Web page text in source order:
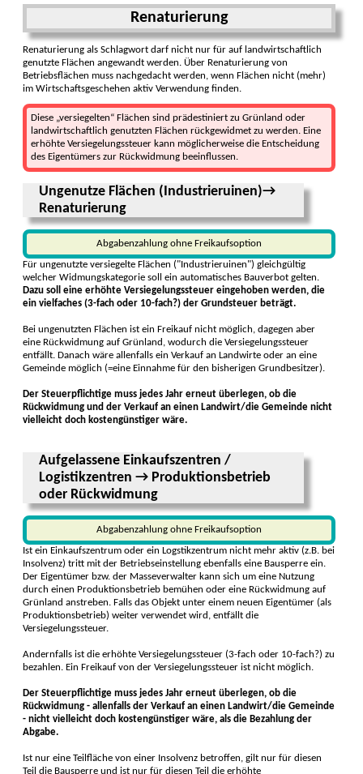
Renaturierung
Renaturierung als Schlagwort darf nicht nur für auf landwirtschaftlich
genutzte Flächen angewandt werden. Über Renaturierung von
Betriebsflächen muss nachgedacht werden, wenn Flächen nicht (mehr)
im Wirtschaftsgeschehen aktiv Verwendung finden.
Diese „versiegelten“ Flächen sind prädestiniert zu Grünland oder
landwirtschaftlich genutzten Flächen rückgewidmet zu werden. Eine
erhöhte Versiegelungssteuer kann möglicherweise die Entscheidung
des Eigentümers zur Rückwidmung beeinflussen.
Ungenutze Flächen (Industrieruinen)→
Renaturierung
Abgabenzahlung ohne Freikaufsoption
Für ungenutzte versiegelte Flächen ("Industrieruinen") gleichgültig
welcher Widmungs­kategorie soll ein automatisches Bauverbot gelten.
Dazu soll eine erhöhte Versiegelungssteuer eingehoben werden, die
ein vielfaches (3-fach oder 10-fach?) der Grundsteuer beträgt.
Bei ungenutzten Flächen ist ein Freikauf nicht möglich, dagegen aber
eine Rückwidmung auf Grünland, wodurch die Versiegelungssteuer
entfällt. Danach wäre allenfalls ein Verkauf an Landwirte oder an eine
Gemeinde möglich (=eine Einnahme für den bisherigen Grundbesitzer).
Der Steuerpflichtige muss jedes Jahr erneut überlegen, ob die
Rückwidmung und der Verkauf an einen Landwirt/die Gemeinde nicht
vielleicht doch kostengünstiger wäre.
Aufgelassene Einkaufszentren /
Logistikzentren → Produktionsbetrieb
oder Rückwidmung
Abgabenzahlung ohne Freikaufsoption
Ist ein Einkaufszentrum oder ein Logstikzentrum nicht mehr aktiv (z.B. bei
Insolvenz) tritt mit der Betriebseinstellung ebenfalls eine Bausperre ein.
Der Eigentümer bzw. der Masseverwalter kann sich um eine Nutzung
durch einen Produktionsbetrieb bemühen oder eine Rückwidmung auf
Grünland anstreben. Falls das Objekt unter einem neuen Eigentümer (als
Produktions­betrieb) weiter verwendet wird, entfällt die
Versiegelungssteuer.
Andernfalls ist die erhöhte Versiegelungssteuer (3-fach oder 10-fach?) zu
bezahlen. Ein Freikauf von der Versiegelungssteuer ist nicht möglich.
Der Steuerpflichtige muss jedes Jahr erneut überlegen, ob die
Rückwidmung - allenfalls der Verkauf an einen Landwirt/die Gemeinde
- nicht vielleicht doch kostengünstiger wäre, als die Bezahlung der
Abgabe.
Ist nur eine Teilfläche von einer Insolvenz betroffen, gilt nur für diesen
Teil die Bausperre und ist nur für diesen Teil die erhöhte